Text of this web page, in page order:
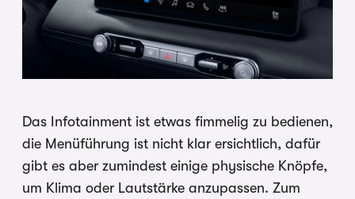
Das Infotainment ist etwas fimmelig zu bedienen,
die Menüführung ist nicht klar ersichtlich, dafür
gibt es aber zumindest einige physische Knöpfe,
um Klima oder Lautstärke anzupassen. Zum